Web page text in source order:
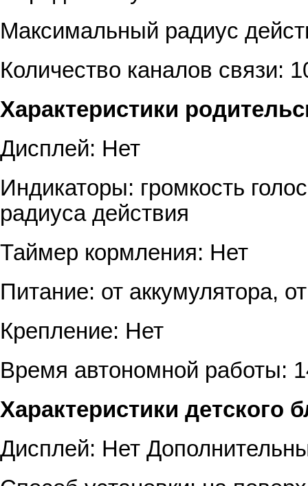
Максимальный радиус
Количество каналов связи:
Характеристики
Дисплей: Нет
Индикаторы: громкость
радиуса действия
Таймер кормления: Нет
Питание: от аккумулятора,
Крепление: Нет
Время автономной работы:
Характеристики детского
Дисплей: Нет